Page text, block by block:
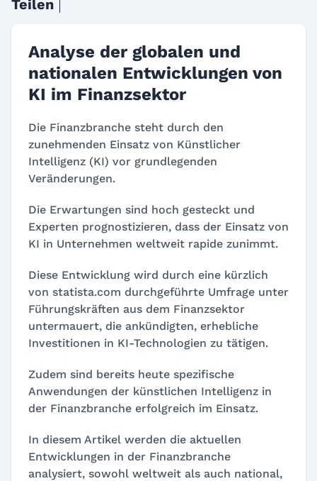
Teilen
Analyse der globalen und
nationalen Entwicklungen von
KI im Finanzsektor
Die Finanzbranche steht durch den
zunehmenden Einsatz von Künstlicher
Intelligenz (KI) vor grundlegenden
Veränderungen.
Die Erwartungen sind hoch gesteckt und
Experten prognostizieren, dass der Einsatz von
KI in Unternehmen weltweit rapide zunimmt.
Diese Entwicklung wird durch eine kürzlich
von statista.com durchgeführte Umfrage unter
Führungskräften aus dem Finanzsektor
untermauert, die ankündigten, erhebliche
Investitionen in KI-Technologien zu tätigen.
Zudem sind bereits heute spezifische
Anwendungen der künstlichen Intelligenz in
der Finanzbranche erfolgreich im Einsatz.
In diesem Artikel werden die aktuellen
Entwicklungen in der Finanzbranche
analysiert, sowohl weltweit als auch national,